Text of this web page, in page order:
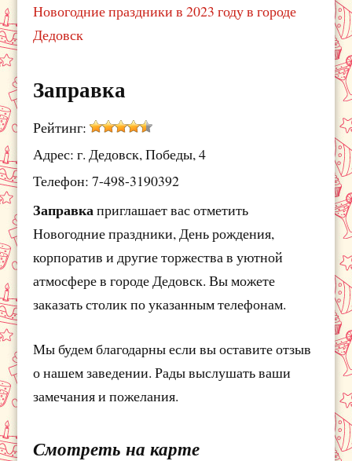
Новогодние праздники в 2023 году в городе
Дедовск
Заправка
Рейтинг:
Адрес: г. Дедовск, Победы, 4
Телефон: 7-498-3190392
Заправкаприглашает вас отметить
Новогодние праздники, День рождения,
корпоратив и другие торжества в уютной
атмосфере в городе Дедовск. Вы можете
заказать столик по указанным телефонам.
Мы будем благодарны если вы оставите отзыв
о нашем заведении. Рады выслушать ваши
замечания и пожелания.
Смотреть на карте